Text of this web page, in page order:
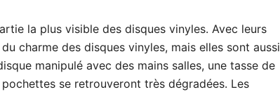
la plus visible des disques vinyles. Avec leurs
charme des disques vinyles, mais elles sont aussi
manipulé avec des mains salles, une tasse de
se retrouveront très dégradées. Les